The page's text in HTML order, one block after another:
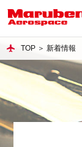
TOP ＞新着情報